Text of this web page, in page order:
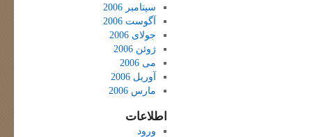
سپتامبر 2006
آگوست 2006
جولای 2006
ژوئن 2006
می 2006
آوریل 2006
مارس 2006
اطلاعات
ورود